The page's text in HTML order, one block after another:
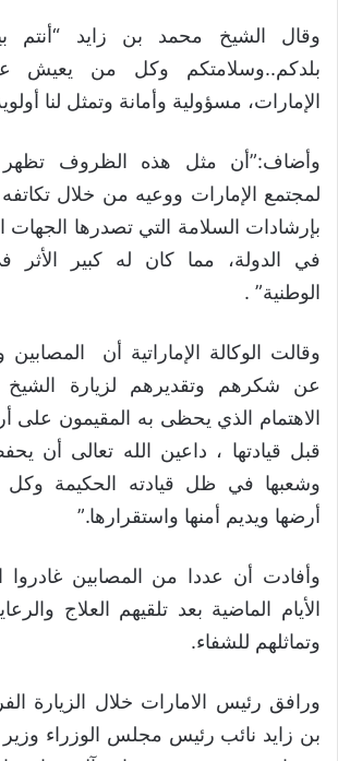
وقال الشيخ محمد بن زايد “أنتم
بلدكم..وسلامتكم وكل من يعيش
الإمارات، مسؤولية وأمانة وتمثل لنا
وأضاف:”أن مثل هذه الظروف تظهر
لمجتمع الإمارات ووعيه من خلال تكاتفه
بإرشادات السلامة التي تصدرها الجهات
في الدولة، مما كان له كبير الأثر
الوطنية” .
وقالت الوكالة الإماراتية أن المصابين
عن شكرهم وتقديرهم لزيارة
الاهتمام الذي يحظى به المقيمون على
قبل قيادتها ، داعين الله تعالى أن
وشعبها في ظل قيادته الحكيمة
أرضها ويديم أمنها واستقرارها.”
وأفادت أن عددا من المصابين
الأيام الماضية بعد تلقيهم العلاج
وتماثلهم للشفاء.
ورافق رئيس الامارات خلال الزيارة
بن زايد نائب رئيس مجلس الوزراء وزير